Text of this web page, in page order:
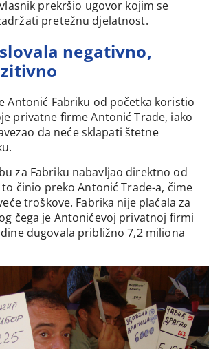
prekršio ugovor kojim se
pretežnu djelatnost.
negativno,
Antonić Fabriku od početka koristio
privatne firme Antonić Trade, iako
da neće sklapati štetne
za Fabriku nabavljao direktno od
činio preko Antonić Trade-a, čime
troškove. Fabrika nije plaćala za
čega je Antonićevoj privatnoj firmi
dugovala približno 7,2 miliona